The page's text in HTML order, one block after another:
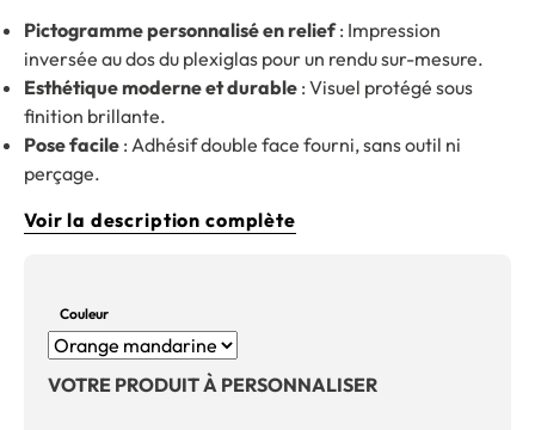
Pictogramme personnalisé en relief: Impression
inversée au dos du plexiglas pour un rendu sur-mesure.
Esthétique moderne et durable : Visuel protégé sous
finition brillante.
Pose facile : Adhésif double face fourni, sans outil ni
perçage.
Voir la description complète
Couleur
VOTRE PRODUIT À PERSONNALISER